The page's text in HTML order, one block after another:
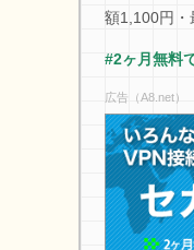
額1,100円・
#2ヶ月無料
広告（A8.net）